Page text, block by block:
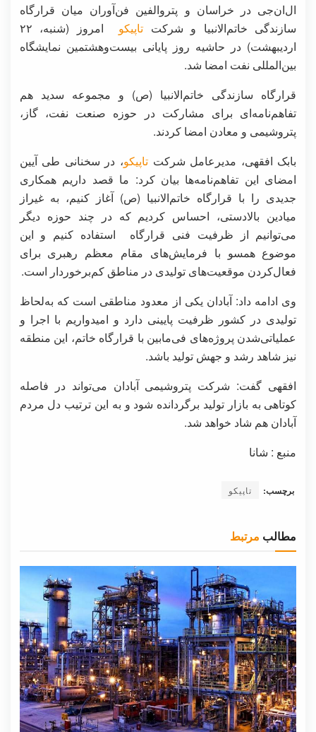
ال‌ان‌جی در خراسان و پتروالفین فن‌آوران میان قرارگاه
سازندگی خاتم‌الانبیا و شرکت تاپیکو
امروز (شنبه، ۲۲
اردیبهشت) در حاشیه روز پایانی بیست‌وهشتمین نمایشگاه
بین‌المللی نفت امضا شد.
قرارگاه سازندگی خاتم‌الانبیا (ص) و مجموعه سدید هم
تفاهم‌نامه‌ای برای مشارکت در حوزه صنعت نفت، گاز،
پتروشیمی و معادن امضا کردند.
بابک افقهی، مدیرعامل شرکت تاپیکو، در سخنانی طی آیین
امضای این تفاهم‌نامه‌ها بیان کرد: ما قصد داریم همکاری
جدیدی را با قرارگاه خاتم‌الانبیا (ص) آغاز کنیم، به‌ غیراز
میادین بالادستی، احساس کردیم که در چند حوزه دیگر
می‌توانیم از ظرفیت فنی قرارگاه استفاده کنیم و این
موضوع همسو با فرمایش‌های مقام معظم رهبری برای
فعال‌کردن موقعیت‌های تولیدی در مناطق کم‌برخوردار است.
وی ادامه داد: آبادان یکی از معدود مناطقی است که به‌لحاظ
تولیدی در کشور ظرفیت پایینی دارد و امیدواریم با اجرا و
عملیاتی‌شدن پروژه‌های فی‌مابین با قرارگاه خاتم، این منطقه
نیز شاهد رشد و جهش تولید باشد.
افقهی گفت: شرکت پتروشیمی آبادان می‌تواند در فاصله
کوتاهی به بازار تولید برگردانده شود و به این ترتیب دل مردم
آبادان هم شاد خواهد شد.
منبع : شانا
برچسب: تاپیکو
مطالب مرتبط